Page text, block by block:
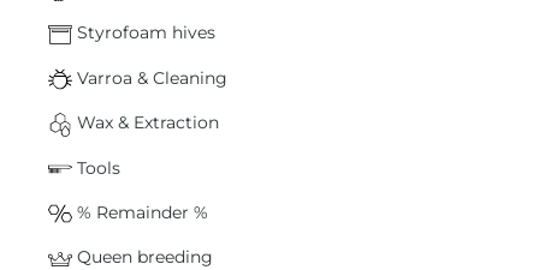
Styrofoam hives
Varroa & Cleaning
Wax & Extraction
Tools
% Remainder %
Queen breeding